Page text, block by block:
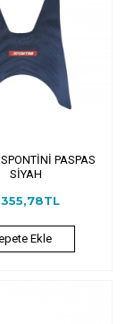
PASPAS
SİYAH
355,78TL
Ekle